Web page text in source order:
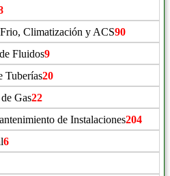
Climatización y ACS90
Fluidos9
Tuberías20
Gas22
de Instalaciones204
6